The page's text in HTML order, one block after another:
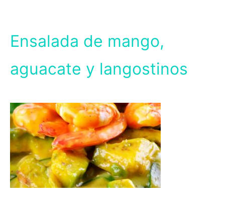
Ensalada de mango,
aguacate y langostinos